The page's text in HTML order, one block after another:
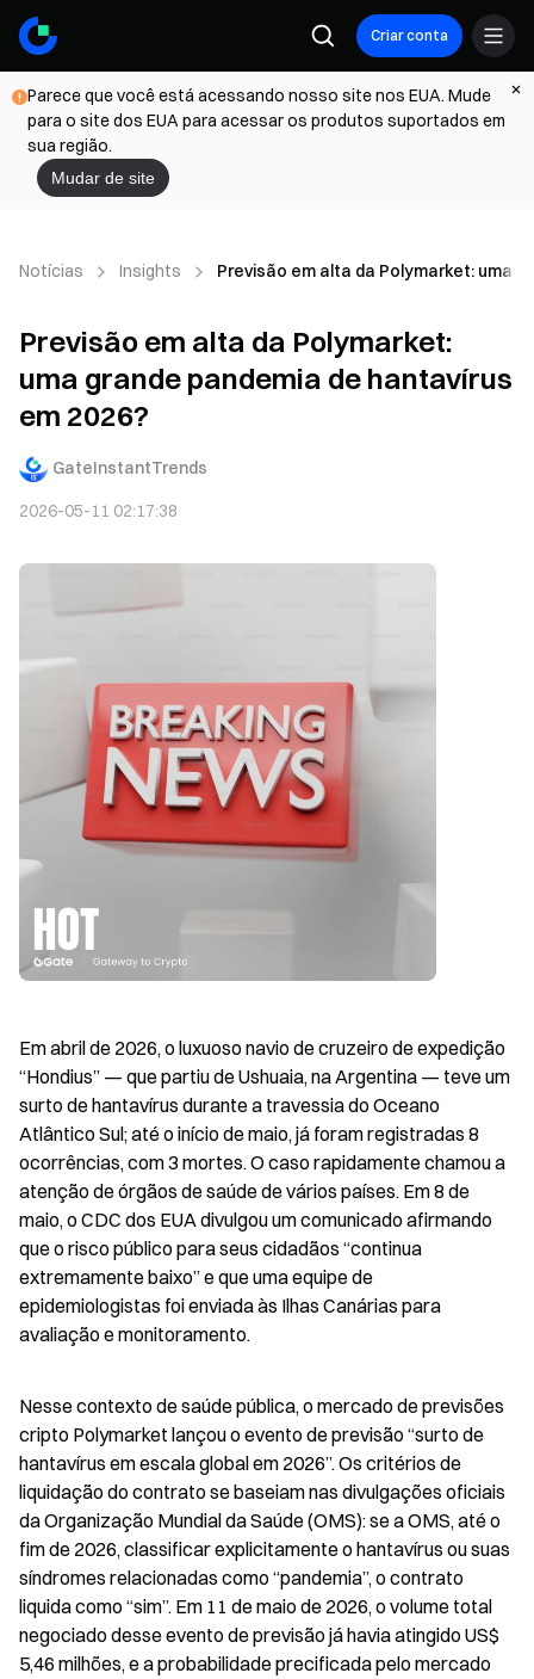
Criar conta
Parece que você está acessando nosso site nos EUA. Mude
para o site dos EUA para acessar os produtos suportados em
sua região.
Mudar de site
Notícias Insights Previsão em alta da Polymarket: uma
Previsão em alta da Polymarket:
uma grande pandemia de hantavírus
em 2026?
GateInstantTrends
2026-05-11 02:17:38
Em abril de 2026, o luxuoso navio de cruzeiro de expedição
“Hondius” — que partiu de Ushuaia, na Argentina — teve um
surto de hantavírus durante a travessia do Oceano
Atlântico Sul; até o início de maio, já foram registradas 8
ocorrências, com 3 mortes. O caso rapidamente chamou a
atenção de órgãos de saúde de vários países. Em 8 de
maio, o CDC dos EUA divulgou um comunicado afirmando
que o risco público para seus cidadãos “continua
extremamente baixo” e que uma equipe de
epidemiologistas foi enviada às Ilhas Canárias para
avaliação e monitoramento.
Nesse contexto de saúde pública, o mercado de previsões
cripto Polymarket lançou o evento de previsão “surto de
hantavírus em escala global em 2026”. Os critérios de
liquidação do contrato se baseiam nas divulgações oficiais
da Organização Mundial da Saúde (OMS): se a OMS, até o
fim de 2026, classificar explicitamente o hantavírus ou suas
síndromes relacionadas como “pandemia”, o contrato
liquida como “sim”. Em 11 de maio de 2026, o volume total
negociado desse evento de previsão já havia atingido US$
5,46 milhões, e a probabilidade precificada pelo mercado